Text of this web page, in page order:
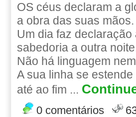
OS céus declaram a
a obra das suas mãos.
Um dia faz
sabedoria a outra
Não há linguagem
A sua linha se
até ao fim ...
0 comentários